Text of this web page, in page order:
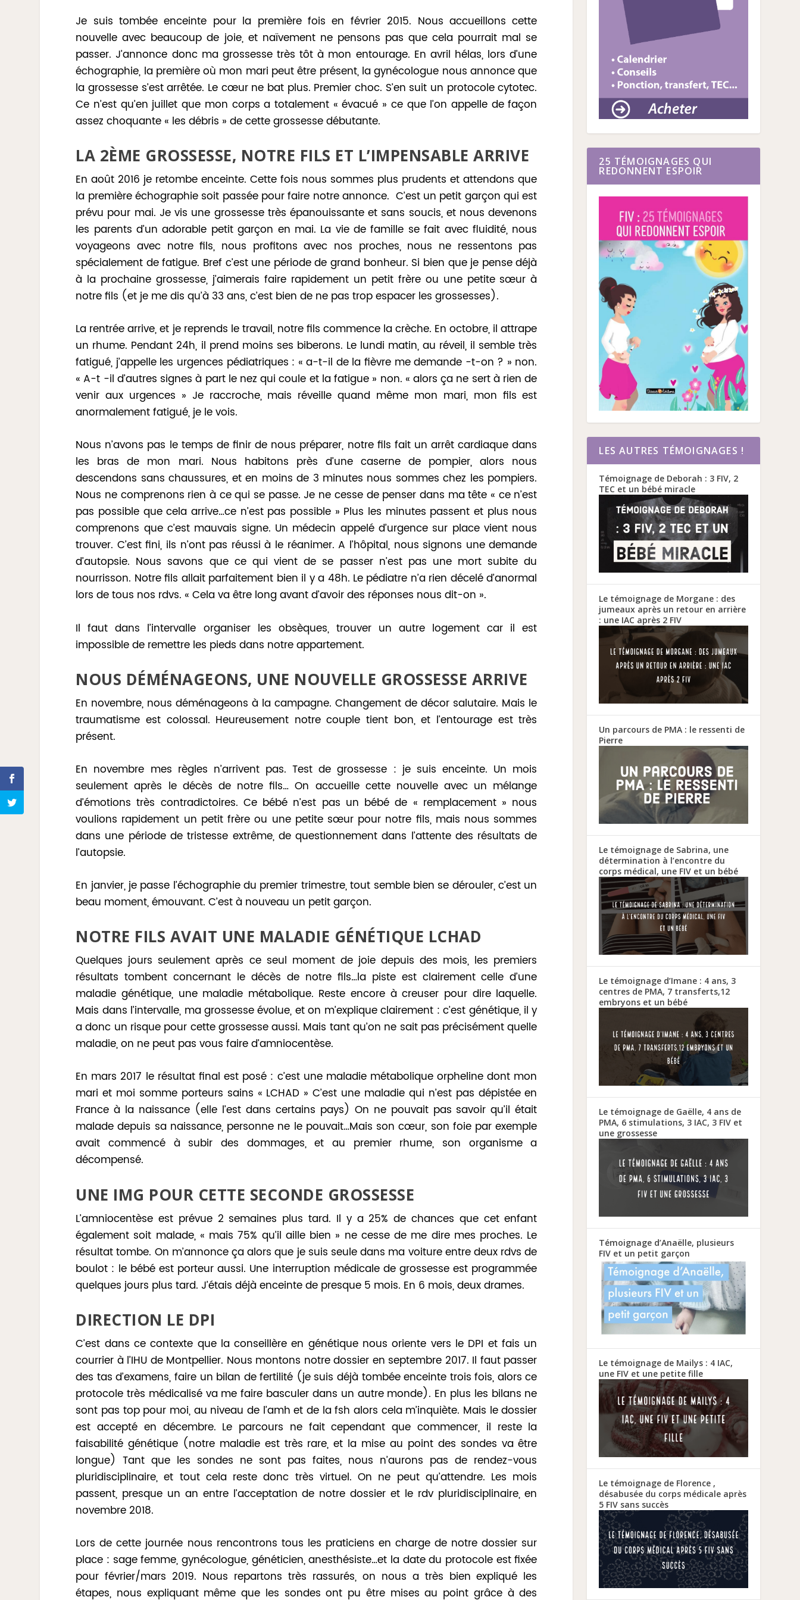
Je suis tombée enceinte pour la première fois en février 2015. Nous accueillons cette
nouvelle avec beaucoup de joie, et naïvement ne pensons pas que cela pourrait mal se
passer. J’annonce donc ma grossesse très tôt à mon entourage. En avril hélas, lors d’une
échographie, la première où mon mari peut être présent, la gynécologue nous annonce que
la grossesse s’est arrêtée. Le cœur ne bat plus. Premier choc. S’en suit un protocole cytotec.
Ce n’est qu’en juillet que mon corps a totalement « évacué » ce que l’on appelle de façon
assez choquante « les débris » de cette grossesse débutante.
LA 2ÈME GROSSESSE, NOTRE FILS ET L’IMPENSABLE ARRIVE
En août 2016 je retombe enceinte. Cette fois nous sommes plus prudents et attendons que
la première échographie soit passée pour faire notre annonce. C’est un petit garçon qui est
prévu pour mai. Je vis une grossesse très épanouissante et sans soucis, et nous devenons
les parents d’un adorable petit garçon en mai. La vie de famille se fait avec fluidité, nous
voyageons avec notre fils, nous profitons avec nos proches, nous ne ressentons pas
spécialement de fatigue. Bref c’est une période de grand bonheur. Si bien que je pense déjà
à la prochaine grossesse, j’aimerais faire rapidement un petit frère ou une petite sœur à
notre fils (et je me dis qu’à 33 ans, c’est bien de ne pas trop espacer les grossesses).
La rentrée arrive, et je reprends le travail, notre fils commence la crèche. En octobre, il attrape
un rhume. Pendant 24h, il prend moins ses biberons. Le lundi matin, au réveil, il semble très
fatigué, j’appelle les urgences pédiatriques : « a-t-il de la fièvre me demande -t-on ? » non.
« A-t -il d’autres signes à part le nez qui coule et la fatigue » non. « alors ça ne sert à rien de
venir aux urgences » Je raccroche, mais réveille quand même mon mari, mon fils est
anormalement fatigué, je le vois.
Nous n’avons pas le temps de finir de nous préparer, notre fils fait un arrêt cardiaque dans
les bras de mon mari. Nous habitons près d’une caserne de pompier, alors nous
descendons sans chaussures, et en moins de 3 minutes nous sommes chez les pompiers.
Nous ne comprenons rien à ce qui se passe. Je ne cesse de penser dans ma tête « ce n’est
pas possible que cela arrive…ce n’est pas possible » Plus les minutes passent et plus nous
comprenons que c’est mauvais signe. Un médecin appelé d’urgence sur place vient nous
trouver. C’est fini, ils n’ont pas réussi à le réanimer. A l’hôpital, nous signons une demande
d’autopsie. Nous savons que ce qui vient de se passer n’est pas une mort subite du
nourrisson. Notre fils allait parfaitement bien il y a 48h. Le pédiatre n’a rien décelé d’anormal
lors de tous nos rdvs. « Cela va être long avant d’avoir des réponses nous dit-on ».
Il faut dans l’intervalle organiser les obsèques, trouver un autre logement car il est
impossible de remettre les pieds dans notre appartement.
NOUS DÉMÉNAGEONS, UNE NOUVELLE GROSSESSE ARRIVE
En novembre, nous déménageons à la campagne. Changement de décor salutaire. Mais le
traumatisme est colossal. Heureusement notre couple tient bon, et l’entourage est très
présent.
En novembre mes règles n’arrivent pas. Test de grossesse : je suis enceinte. Un mois
seulement après le décès de notre fils… On accueille cette nouvelle avec un mélange
d’émotions très contradictoires. Ce bébé n’est pas un bébé de « remplacement » nous
voulions rapidement un petit frère ou une petite sœur pour notre fils, mais nous sommes
dans une période de tristesse extrême, de questionnement dans l’attente des résultats de
l’autopsie.
En janvier, je passe l’échographie du premier trimestre, tout semble bien se dérouler, c’est un
beau moment, émouvant. C’est à nouveau un petit garçon.
NOTRE FILS AVAIT UNE MALADIE GÉNÉTIQUE LCHAD
Quelques jours seulement après ce seul moment de joie depuis des mois, les premiers
résultats tombent concernant le décès de notre fils…la piste est clairement celle d’une
maladie génétique, une maladie métabolique. Reste encore à creuser pour dire laquelle.
Mais dans l’intervalle, ma grossesse évolue, et on m’explique clairement : c’est génétique, il y
a donc un risque pour cette grossesse aussi. Mais tant qu’on ne sait pas précisément quelle
maladie, on ne peut pas vous faire d’amniocentèse.
En mars 2017 le résultat final est posé : c’est une maladie métabolique orpheline dont mon
mari et moi somme porteurs sains « LCHAD » C’est une maladie qui n’est pas dépistée en
France à la naissance (elle l’est dans certains pays) On ne pouvait pas savoir qu’il était
malade depuis sa naissance, personne ne le pouvait…Mais son cœur, son foie par exemple
avait commencé à subir des dommages, et au premier rhume, son organisme a
décompensé.
UNE IMG POUR CETTE SECONDE GROSSESSE
L’amniocentèse est prévue 2 semaines plus tard. Il y a 25% de chances que cet enfant
également soit malade, « mais 75% qu’il aille bien » ne cesse de me dire mes proches. Le
résultat tombe. On m’annonce ça alors que je suis seule dans ma voiture entre deux rdvs de
boulot : le bébé est porteur aussi. Une interruption médicale de grossesse est programmée
quelques jours plus tard. J’étais déjà enceinte de presque 5 mois. En 6 mois, deux drames.
DIRECTION LE DPI
C’est dans ce contexte que la conseillère en génétique nous oriente vers le DPI et fais un
courrier à l’IHU de Montpellier. Nous montons notre dossier en septembre 2017. Il faut passer
des tas d’examens, faire un bilan de fertilité (je suis déjà tombée enceinte trois fois, alors ce
protocole très médicalisé va me faire basculer dans un autre monde). En plus les bilans ne
sont pas top pour moi, au niveau de l’amh et de la fsh alors cela m’inquiète. Mais le dossier
est accepté en décembre. Le parcours ne fait cependant que commencer, il reste la
faisabilité génétique (notre maladie est très rare, et la mise au point des sondes va être
longue) Tant que les sondes ne sont pas faites, nous n’aurons pas de rendez-vous
pluridisciplinaire, et tout cela reste donc très virtuel. On ne peut qu’attendre. Les mois
passent, presque un an entre l’acceptation de notre dossier et le rdv pluridisciplinaire, en
novembre 2018.
Lors de cette journée nous rencontrons tous les praticiens en charge de notre dossier sur
place : sage femme, gynécologue, généticien, anesthésiste…et la date du protocole est fixée
pour février/mars 2019. Nous repartons très rassurés, on nous a très bien expliqué les
étapes, nous expliquant même que les sondes ont pu être mises au point grâce à des
25 TÉMOIGNAGES QUI
REDONNENT ESPOIR
LES AUTRES TÉMOIGNAGES !
Témoignage de Deborah : 3 FIV, 2
TEC et un bébé miracle
Le témoignage de Morgane : des
jumeaux après un retour en arrière
: une IAC après 2 FIV
Un parcours de PMA : le ressenti de
Pierre
Le témoignage de Sabrina, une
détermination à l’encontre du
corps médical, une FIV et un bébé
Le témoignage d’Imane : 4 ans, 3
centres de PMA, 7 transferts,12
embryons et un bébé
Le témoignage de Gaëlle, 4 ans de
PMA, 6 stimulations, 3 IAC, 3 FIV et
une grossesse
Témoignage d’Anaëlle, plusieurs
FIV et un petit garçon
Le témoignage de Mailys : 4 IAC,
une FIV et une petite fille
Le témoignage de Florence ,
désabusée du corps médicale après
5 FIV sans succès